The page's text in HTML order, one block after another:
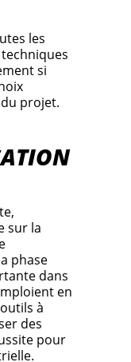
les
si
projet.
sur la
phase
dans
en
à
des
pour